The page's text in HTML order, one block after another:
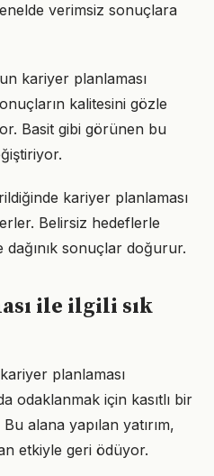
verimsiz sonuçlara
kariyer planlaması
kalitesini gözle
Basit gibi görünen bu
kariyer planlaması
Belirsiz hedeflerle
dağınık sonuçlar doğurur.
ile ilgili sık
planlaması
odaklanmak için kasıtlı bir
alana yapılan yatırım,
etkiyle geri ödüyor.